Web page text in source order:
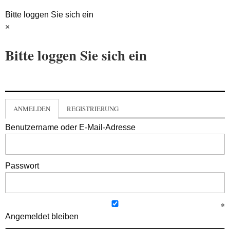
Bitte loggen Sie sich ein
×
Bitte loggen Sie sich ein
ANMELDEN REGISTRIERUNG
Benutzername oder E-Mail-Adresse
Passwort
Angemeldet bleiben